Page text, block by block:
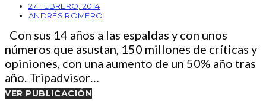
27 FEBRERO, 2014
ANDRÉS ROMERO
Con sus 14 años a las espaldas y con unos
números que asustan, 150 millones de críticas y
opiniones, con una aumento de un 50% año tras
año. Tripadvisor…
VER PUBLICACIÓN